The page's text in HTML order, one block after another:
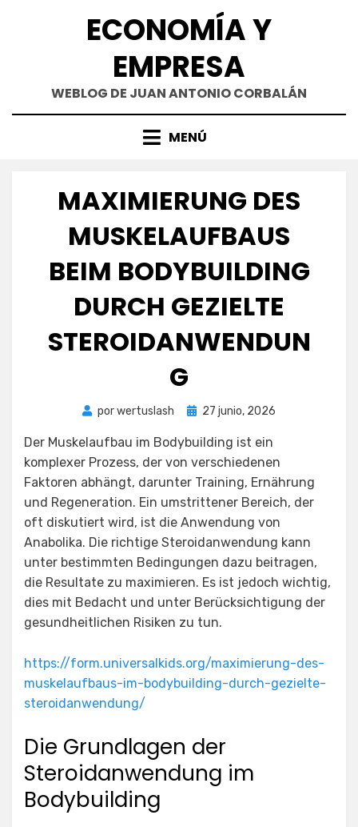
ECONOMÍA Y
EMPRESA
WEBLOG DE JUAN ANTONIO CORBALÁN
MENÚ
MAXIMIERUNG DES
MUSKELAUFBAUS
BEIM BODYBUILDING
DURCH GEZIELTE
STEROIDANWENDUN
G
porwertuslash
Publicada
27 junio, 2026
Der Muskelaufbau im Bodybuilding ist ein
komplexer Prozess, der von verschiedenen
Faktoren abhängt, darunter Training, Ernährung
und Regeneration. Ein umstrittener Bereich, der
oft diskutiert wird, ist die Anwendung von
Anabolika. Die richtige Steroidanwendung kann
unter bestimmten Bedingungen dazu beitragen,
die Resultate zu maximieren. Es ist jedoch wichtig,
dies mit Bedacht und unter Berücksichtigung der
gesundheitlichen Risiken zu tun.
https://form.universalkids.org/maximierung-des-
muskelaufbaus-im-bodybuilding-durch-gezielte-
steroidanwendung/
Die Grundlagen der
Steroidanwendung im
Bodybuilding